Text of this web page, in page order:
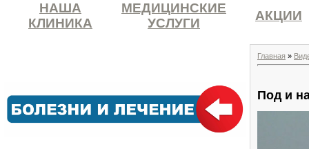
НАША
КЛИНИКА
МЕДИЦИНСКИЕ
УСЛУГИ
АКЦИИ
Главная »
Под и